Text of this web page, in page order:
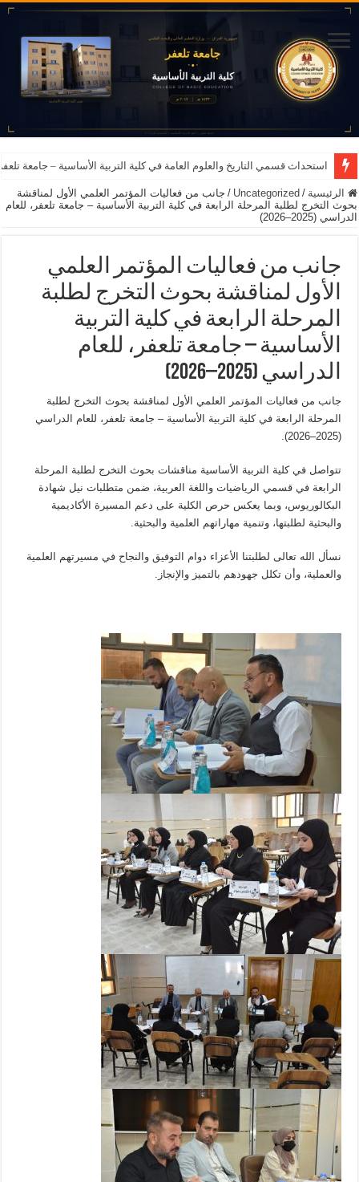
استحداث قسمي التاريخ والعلوم العامة في كلية التربية الأساسية – جامعة تلعفر للعام
الرئيسية /
Uncategorized
/ جانب من فعاليات المؤتمر العلمي الأول لمناقشة
بحوث التخرج لطلبة المرحلة الرابعة في كلية التربية الأساسية – جامعة تلعفر، للعام
الدراسي (2025–2026)
جانب من فعاليات المؤتمر العلمي
الأول لمناقشة بحوث التخرج لطلبة
المرحلة الرابعة في كلية التربية
الأساسية – جامعة تلعفر، للعام
الدراسي (2025–2026)
جانب من فعاليات المؤتمر العلمي الأول لمناقشة بحوث التخرج لطلبة
المرحلة الرابعة في كلية التربية الأساسية – جامعة تلعفر، للعام الدراسي
(2025–2026).
تتواصل في كلية التربية الأساسية مناقشات بحوث التخرج لطلبة المرحلة
الرابعة في قسمي الرياضيات واللغة العربية، ضمن متطلبات نيل شهادة
البكالوريوس، وبما يعكس حرص الكلية على دعم المسيرة الأكاديمية
والبحثية لطلبتها، وتنمية مهاراتهم العلمية والبحثية.
نسأل الله تعالى لطلبتنا الأعزاء دوام التوفيق والنجاح في مسيرتهم العلمية
والعملية، وأن تكلل جهودهم بالتميز والإنجاز.